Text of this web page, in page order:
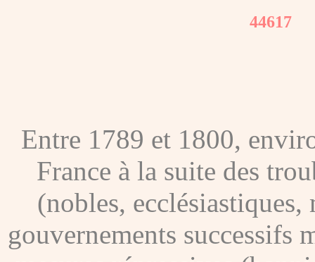
44617
Entre 1789 et 1800,
France à la suite des
(nobles,
gouvernements successifs